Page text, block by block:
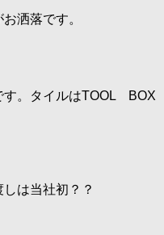
洒落です。
す。タイルはTOOL BOX
は当社初？？